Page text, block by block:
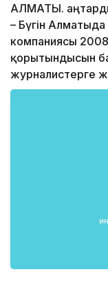
АЛМАТЫ.
– Бүгін
компаниясы
қорытындысын
журналистерге